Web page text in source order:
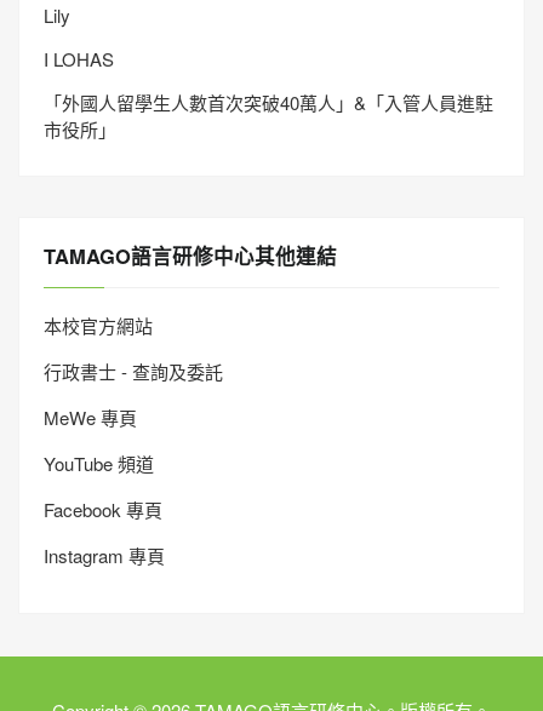
Lily
I LOHAS
「外國人留學生人數首次突破40萬人」&「入管人員進駐
市役所」
TAMAGO語言研修中心其他連結
本校官方網站
行政書士 - 查詢及委託
MeWe 專頁
YouTube 頻道
Facebook 專頁
Instagram 專頁